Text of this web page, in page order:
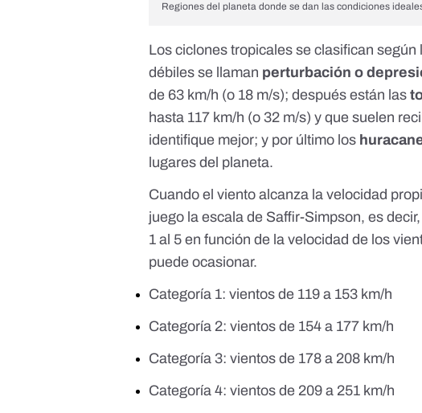
Regiones del planeta donde se dan las condiciones
Los ciclones tropicales seclasifican según
débiles se llaman perturbación o
de 63 km/h (o 18 m/s); después están las
hasta 117 km/h (o 32 m/s) y que suelen
identifique mejor; y por último los
lugares del planeta.
Cuando el viento alcanza la velocidad
juego laescala de Saffir-Simpson, es
1 al 5 en función de la velocidad de los
puede ocasionar.
Categoría 1: vientos de 119 a 153 km/h
Categoría 2: vientos de 154 a 177 km/h
Categoría 3: vientos de 178 a 208 km/h
Categoría 4: vientos de 209 a 251 km/h